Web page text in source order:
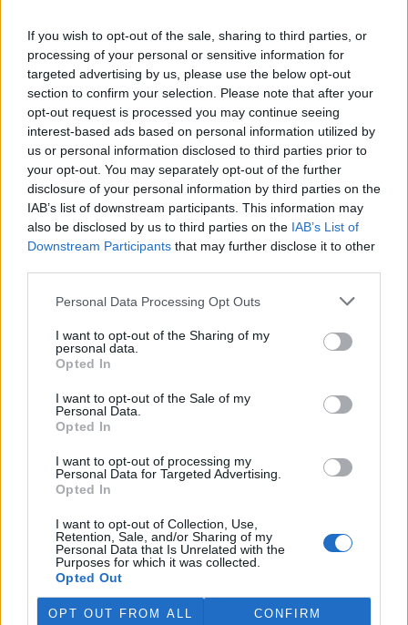
If you wish to opt-out of the sale, sharing to third parties, or
processing of your personal or sensitive information for
targeted advertising by us, please use the below opt-out
section to confirm your selection. Please note that after your
opt-out request is processed you may continue seeing
interest-based ads based on personal information utilized by
us or personal information disclosed to third parties prior to
your opt-out. You may separately opt-out of the further
disclosure of your personal information by third parties on the
IAB’s list of downstream participants. This information may
also be disclosed by us to third parties on the IAB’s List of
Downstream Participants that may further disclose it to other
Personal Data Processing Opt Outs
I want to opt-out of the Sharing of my
personal data.
Opted In
I want to opt-out of the Sale of my
Personal Data.
Opted In
I want to opt-out of processing my
Personal Data for Targeted Advertising.
Opted In
I want to opt-out of Collection, Use,
Retention, Sale, and/or Sharing of my
Personal Data that Is Unrelated with the
Purposes for which it was collected.
Opted Out
OPT OUT FROM ALL CONFIRM
koaličního klubu (a nejpravicovějšího klubu - s tím mám
vždy trochu trápení, protože agenda ochrany životního
prostředí se politicky bere spíše jako levicová, i když já si
myslím, že je to záležitostí všech - názory, jaké zastává
například předseda českéODSVáclav Klaus, že si na
ochranu životního prostředí musíme nejdříve vydělat,
neberu) jsem nemohl o den později na plénu předložit
tento pozměňovací návrh. Mohl tak učinit kdokoli jiný
mimo koalici. Tady se asi stala chyba z mojí strany, že jsem
nestihl od středy cca 14 hodin do čtvrtečního rána
informovat BicyBu, že vzhledem k výše uvedenému to musí
navrhnut jiná osoba než já, a "uspokojil" jsem se v rámci
diskuse o rozpočtu otázkou na primátora.
říjnu 2001. Tehdy se dalo do rozpočtu zasáhnout. Když už
Takže je asi dobré si podobné problémy a jejich řešení
připravovat dostatečně dopředu. Magistrát není příliš
rychle se pohybující organizace a na všechno je třeba
EkoList: Co to vlastně je Koaliční rada Městského
zastupitelstva?
Vysvětlím to na příkladu z Česka - je to něco jako
Čtyřkoalice. V roce 1998 jsme šli do komunálních voleb na
společné kandidátce:
Demokratická strana,
Demokratická unie
demokratické levice,Sociální demokracie , Strana zelených
Slovenská demokratická koalice. Vytvořili jsme v
městském zastupitelstvu většinu a je uzavřená koaliční
dohoda. Vždy před plenárním zasedáním zastupitelstva se
schází politické grémium koalice, kde se probírají otázky
městského pléna. Smyslem je taky, aby se vychytaly